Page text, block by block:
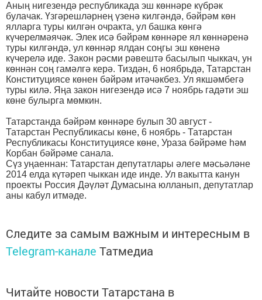
Аның нигезендә республикада эш көннәре күбрәк
булачак. Үзгәрешләрнең үзенә килгәндә, бәйрәм көн
ялларга туры килгән очракта, ул башка көнгә
күчерелмәячәк. Элек исә бәйрәм көннәре ял көннәренә
туры килгәндә, ул көннәр ялдан соңгы эш көненә
күчерелә иде. Закон рәсми рәвештә басылып чыккач, ун
көннән соң гамәлгә керә. Тиздән, 6 ноябрьдә, Татарстан
Конституциясе көнен бәйрәм итәчәкбез. Ул якшәмбегә
туры килә. Яңа закон нигезендә исә 7 ноябрь гадәти эш
көне булырга мөмкин.
Татарстанда бәйрәм көннәре булып 30 август -
Татарстан Республикасы көне, 6 ноябрь - Татарстан
Республикасы Конституциясе көне, Ураза бәйрәме һәм
Корбан бәйрәме санала.
Сүз уңаеннан: Татарстан депутатлары әлеге мәсьәләне
2014 елда күтәреп чыккан иде инде. Ул вакытта канун
проекты Россия Дәүләт Думасына юлланып, депутатлар
аны кабул итмәде.
Следите за самым важным и интересным в
Telegram-канале Татмедиа
Читайте новости Татарстана в